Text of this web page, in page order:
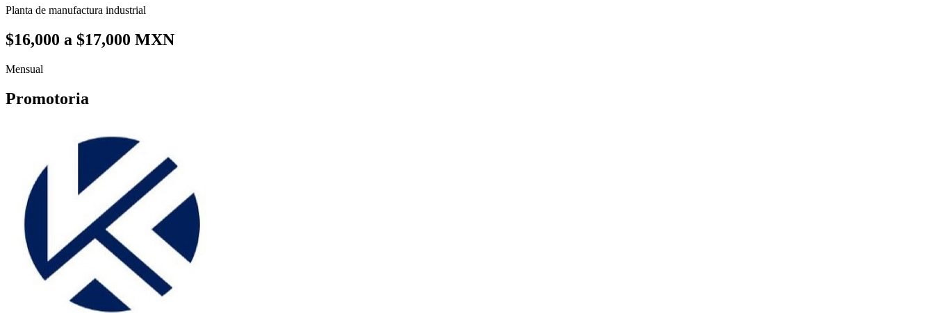
Planta de manufactura industrial
$16,000 a $17,000 MXN
Mensual
Promotoria